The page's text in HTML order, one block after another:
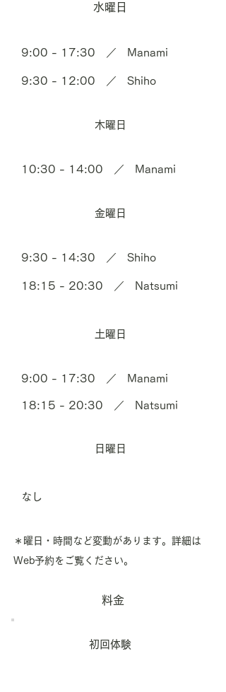
水曜日
9:00 - 17:30 ／ Manami
9:30 - 12:00 ／ Shiho
木曜日
10:30 - 14:00 ／ Manami
金曜日
9:30 - 14:30 ／ Shiho
18:15 - 20:30 ／ Natsumi
土曜日
9:00 - 17:30 ／ Manami
18:15 - 20:30 ／ Natsumi
日曜日
なし
＊曜日・時間など変動があります。詳細は
Web予約をご覧ください。
料金
初回体験